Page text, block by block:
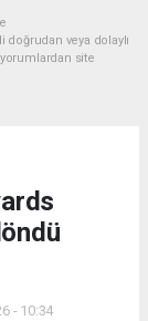
veya dolaylı
site
- 10:34